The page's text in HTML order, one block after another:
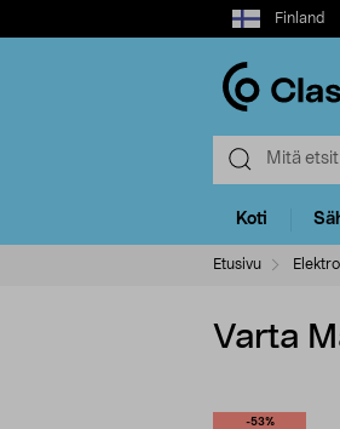
Select
market
Finland
Koti
Etusivu
Varta
-53%